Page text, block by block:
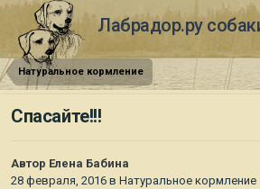
Лабрадор.ру
Натуральное кормление
Спасайте!!!
Автор Елена Бабина
28 февраля, 2016 в Натуральное кормление